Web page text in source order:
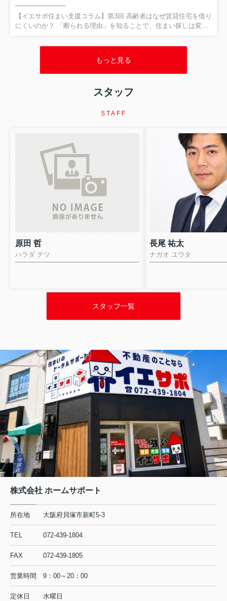
わり、 「大家さんが一人で抱え込まなくていい環境」 をつくるこ
とが大切だとお伝えしました。 今回は、住まい相談の現場でも非
常に多い、 「生活保護を受けると賃貸住宅は借りられ...
【イエサポ住まい支援コラム】第3回 高齢者はなぜ賃貸住宅を借り
にくいのか？ 「断られる理由」を知ることで、住まい探しは変わ
度」と「居住支援法人」についてご紹介しました。 住まいに困る
は、行政・福祉・医療・不動産が連携することが大切だというお
話をしました。 今回は、私たちが日々もっとも多く相談を受ける
ついて、現場の経験をもとにお伝えします。 「高齢だから断られ
もっと見る
スタッフ
STAFF
原田 哲
ハラダ テツ
長尾 祐太
ナガオ ユウタ
スタッフ一覧
株式会社 ホームサポート
所在地 大阪府貝塚市新町5-3
TEL 072-439-1804
FAX 072-439-1805
営業時間 9：00～20：00
定休日 水曜日